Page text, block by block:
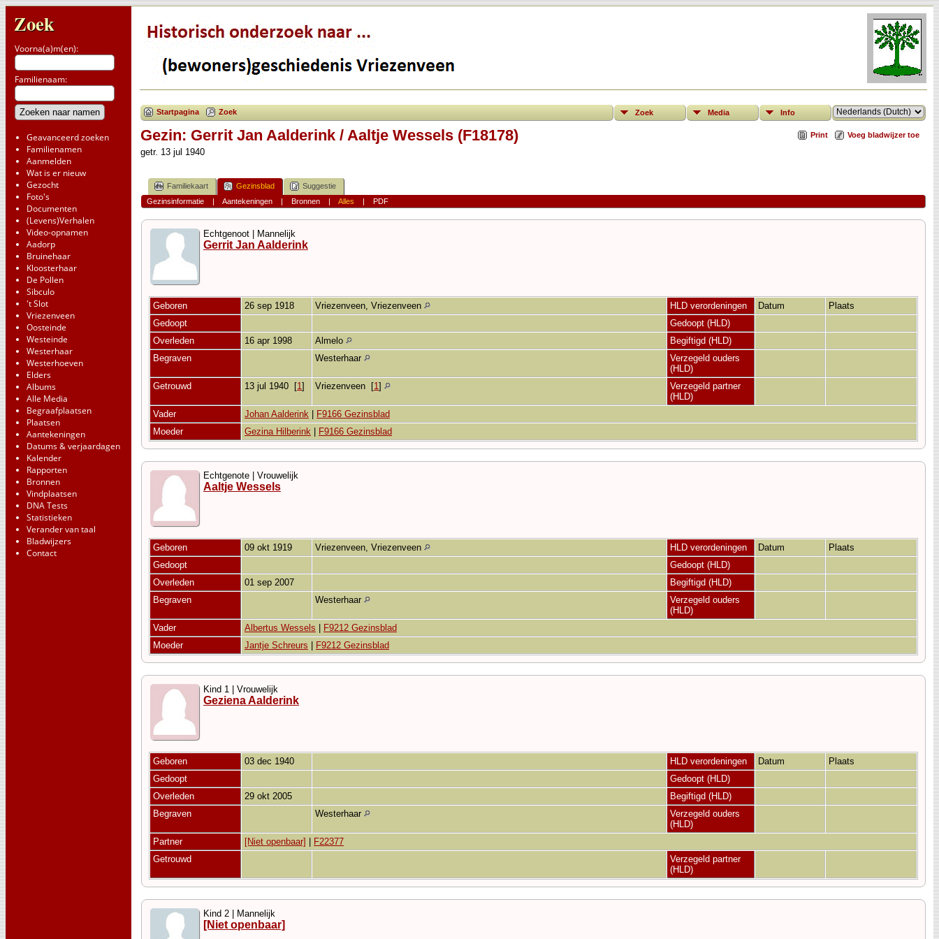
Zoek
Voorna(a)m(en):
Familienaam:
Geavanceerd zoeken
Familienamen
Aanmelden
Wat is er nieuw
Gezocht
Foto's
Documenten
(Levens)Verhalen
Video-opnamen
Aadorp
Bruinehaar
Kloosterhaar
De Pollen
Sibculo
't Slot
Vriezenveen
Oosteinde
Westeinde
Westerhaar
Westerhoeven
Elders
Albums
Alle Media
Begraafplaatsen
Plaatsen
Aantekeningen
Datums & verjaardagen
Kalender
Rapporten
Bronnen
Vindplaatsen
DNA Tests
Statistieken
Verander van taal
Bladwijzers
Contact
Startpagina Zoek Zoek Media Info
Print Voeg bladwijzer toe
Gezin: Gerrit Jan Aalderink / Aaltje Wessels (F18178)
getr. 13 jul 1940
Familiekaart Gezinsblad
Suggestie
Gezinsinformatie| Aantekeningen| Bronnen| Alles | PDF
Echtgenoot | Mannelijk
Gerrit Jan Aalderink
Geboren 26 sep 1918 Vriezenveen, Vriezenveen HLD verordeningen Datum
Plaats
Gedoopt
Gedoopt (HLD)
Overleden
16 apr 1998 Almelo
Begiftigd (HLD)
Begraven
Westerhaar
Verzegeld ouders
(HLD)
Getrouwd
13 jul 1940 [1] Vriezenveen [1]
Verzegeld partner
(HLD)
Vader
Johan Aalderink
F9166 Gezinsblad
Moeder
Gezina Hilberink F9166 Gezinsblad
Echtgenote | Vrouwelijk
Aaltje Wessels
Geboren 09 okt 1919 Vriezenveen, Vriezenveen HLD verordeningen Datum
Plaats
Gedoopt
Gedoopt (HLD)
Overleden
01 sep 2007
Begiftigd (HLD)
Begraven
Westerhaar
Verzegeld ouders
(HLD)
Vader
Albertus Wessels
F9212 Gezinsblad
Moeder
Jantje Schreurs F9212 Gezinsblad
Kind 1 | Vrouwelijk
Geziena Aalderink
Geboren 03 dec 1940 HLD verordeningen Datum
Plaats
Gedoopt
Gedoopt (HLD)
Overleden
29 okt 2005
Begiftigd (HLD)
Begraven
Westerhaar
Verzegeld ouders
(HLD)
Partner
[Niet openbaar]
F22377
Getrouwd
Verzegeld partner
(HLD)
Kind 2 | Mannelijk
[Niet openbaar]